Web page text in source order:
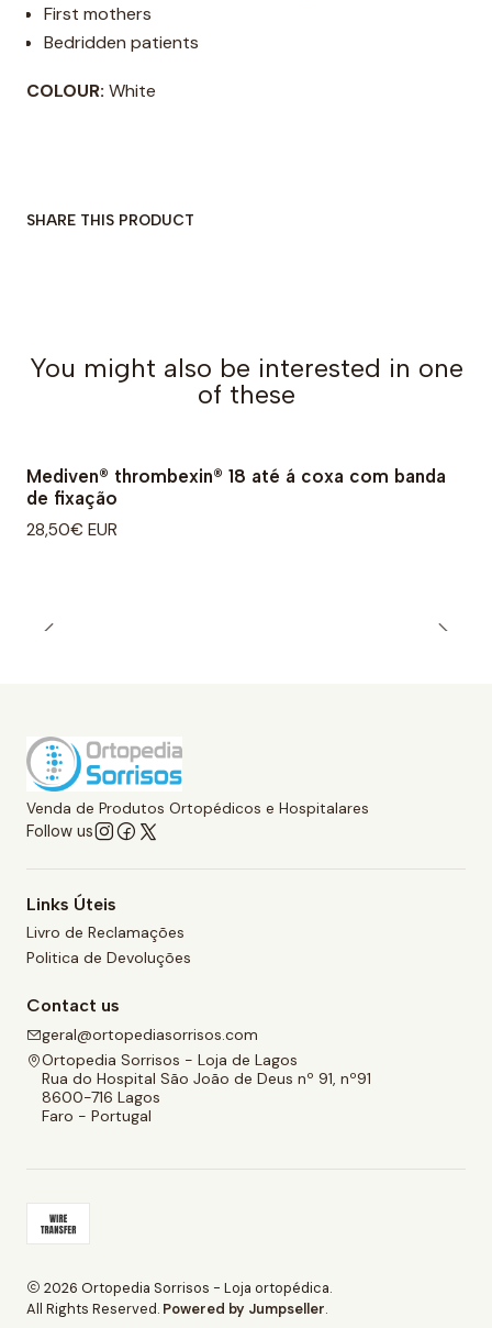
First mothers
Bedridden patients
COLOUR: White
SHARE THIS PRODUCT
You might also be interested in one
of these
Mediven® thrombexin® 18 até á coxa com banda
de fixação
28,50€ EUR
Venda de Produtos Ortopédicos e Hospitalares
Follow us
Links Úteis
Livro de Reclamações
Politica de Devoluções
Contact us
geral@ortopediasorrisos.com
Ortopedia Sorrisos - Loja de Lagos
Rua do Hospital São João de Deus nº 91, nº91
8600-716 Lagos
Faro - Portugal
2026 Ortopedia Sorrisos - Loja ortopédica.
All Rights Reserved. Powered by Jumpseller.